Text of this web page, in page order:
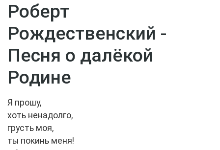
Роберт
Рождественский -
Песня о далёкой
Родине
Я прошу,
хоть ненадолго,
грусть моя,
ты покинь меня!